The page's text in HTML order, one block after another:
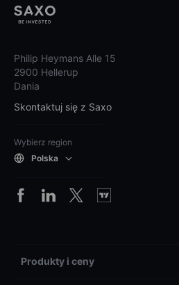
Philip Heymans Alle 15
2900 Hellerup
Dania
Skontaktuj się z Saxo
Wybierz region
Polska
Produkty i ceny